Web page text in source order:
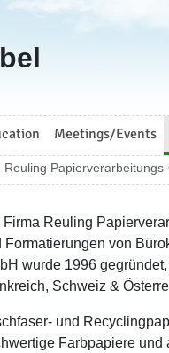
Meetings/Events
Reuling
Firma Reuling
Formatierungen von
wurde 1996
Schweiz &
und
Farbpapiere